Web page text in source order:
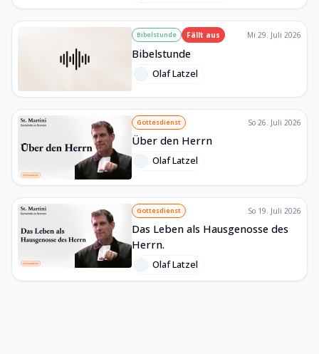
Bibelstunde Fällt aus Mi 29. Juli 2026
Bibelstunde
Olaf Latzel
Gottesdienst So 26. Juli 2026
Über den Herrn
Olaf Latzel
Gottesdienst So 19. Juli 2026
Das Leben als Hausgenosse des
Herrn.
Olaf Latzel